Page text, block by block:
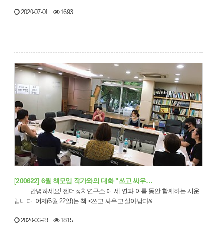
2020-07-01 1693
[200622] 6월 책모임 작가와의 대화 "쓰고 싸우…
입니다. 어제(6월 22일)는 책 <쓰고 싸우고 살아남다&…
2020-06-23 1815